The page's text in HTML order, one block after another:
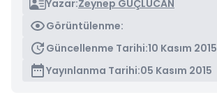
Yazar:Zeynep GÜÇLÜCAN
Görüntülenme:
Güncellenme Tarihi:10 Kasım 2015
Yayınlanma Tarihi:05 Kasım 2015